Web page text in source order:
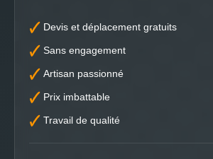
Devis et déplacement gratuits
Sans engagement
Artisan passionné
Prix imbattable
Travail de qualité